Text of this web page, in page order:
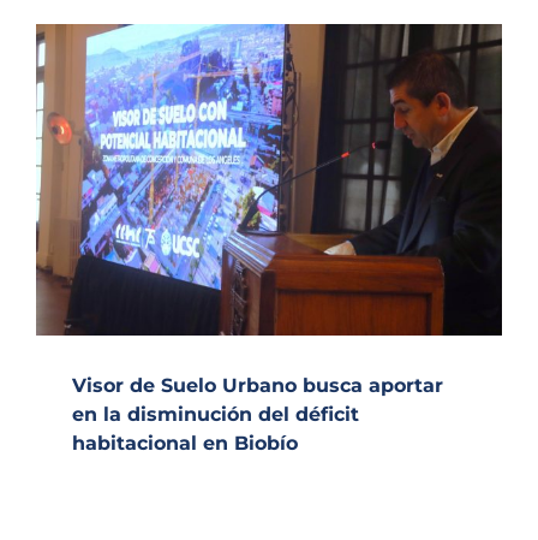
Visor de Suelo Urbano busca aportar
en la disminución del déficit
habitacional en Biobío